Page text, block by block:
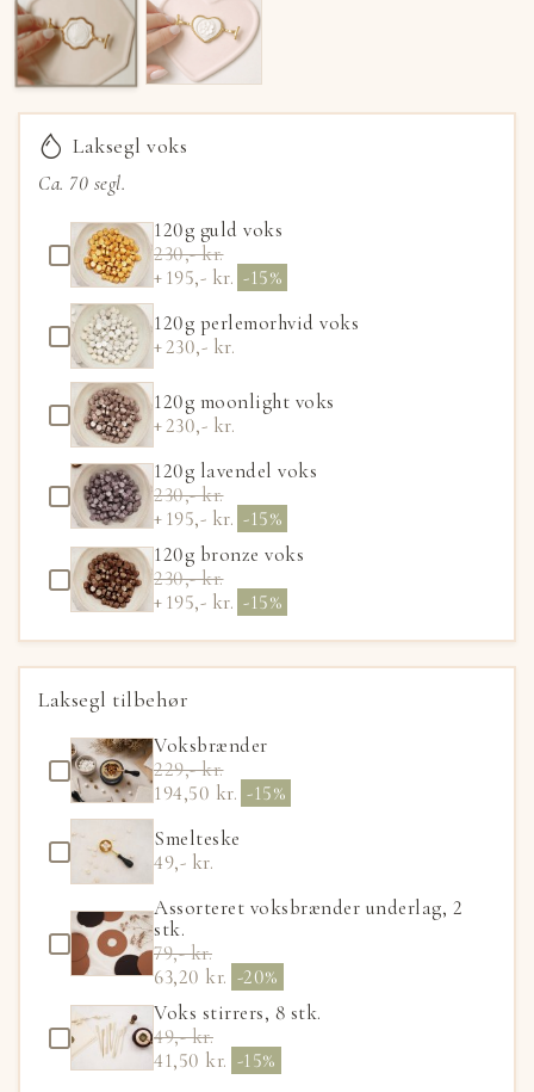
Laksegl voks
Ca. 70 segl.
120g guld voks
230,- kr.
195,- kr. -15%
120g perlemorhvid voks
230,- kr.
120g moonlight voks
230,- kr.
120g lavendel voks
230,- kr.
195,- kr. -15%
120g bronze voks
230,- kr.
195,- kr. -15%
Laksegl tilbehør
Voksbrænder
229,- kr.
194,50 kr. -15%
Smelteske
49,- kr.
Assorteret voksbrænder underlag, 2
stk.
79,- kr.
63,20 kr. -20%
Voks stirrers, 8 stk.
49,- kr.
41,50 kr. -15%